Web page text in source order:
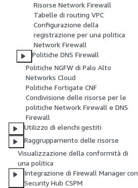
Risorse Network Firewall
Tabelle di routing VPC
Configurazione della
registrazione per una politica
Network Firewall
Politiche DNS Firewall
Politiche NGFW di Palo Alto
Networks Cloud
Politiche Fortigate CNF
Condivisione delle risorse per le
politiche Network Firewall e DNS
Firewall
Utilizzo di elenchi gestiti
Raggruppamento delle risorse
Visualizzazione della conformità di
una politica
Integrazione di Firewall Manager con
Security Hub CSPM